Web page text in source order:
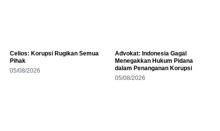
Celios: Korupsi Rugikan Semua
Pihak
05/08/2026
Advokat: Indonesia Gagal
Menegakkan Hukum Pidana
dalam Penanganan Korupsi
05/08/2026